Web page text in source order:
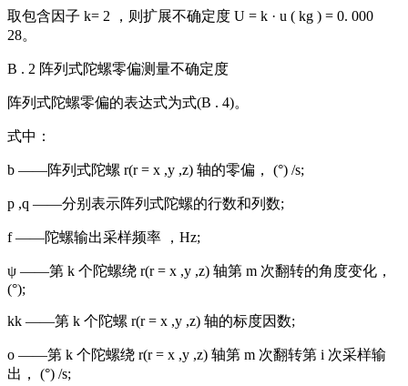
取包含因子 k= 2 ，则扩展不确定度 U = k · u ( kg ) = 0. 000
28。
B . 2 阵列式陀螺零偏测量不确定度
阵列式陀螺零偏的表达式为式(B . 4)。
式中：
b ——阵列式陀螺 r(r = x ,y ,z) 轴的零偏， (°) /s;
p ,q ——分别表示阵列式陀螺的行数和列数;
f ——陀螺输出采样频率 ，Hz;
ψ ——第 k 个陀螺绕 r(r = x ,y ,z) 轴第 m 次翻转的角度变化，
(°);
kk ——第 k 个陀螺 r(r = x ,y ,z) 轴的标度因数;
o ——第 k 个陀螺绕 r(r = x ,y ,z) 轴第 m 次翻转第 i 次采样输
出， (°) /s;